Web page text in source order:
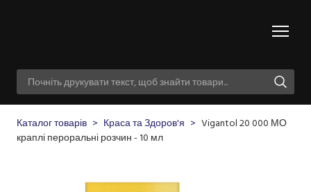
Каталог товарів Краса та Здоров'я
Vigantol 20 000 МО
краплі пероральні розчин - 10 мл